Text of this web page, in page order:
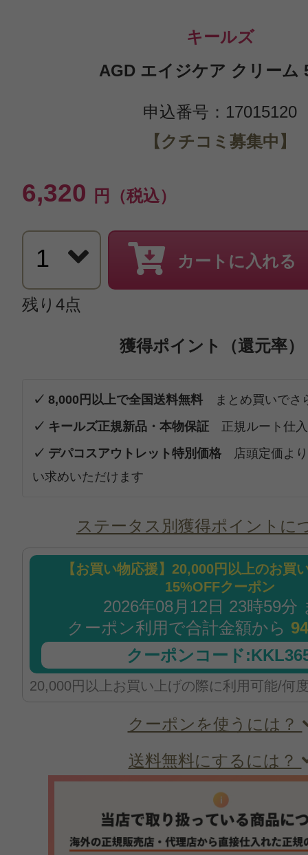
キールズ
AGD エイジケア クリーム
申込番号：17015120
【クチコミ募集中】
6,320 円（税込）
カートに入れる
残り4点
獲得ポイント（還元率）
✓ 8,000円以上で全国送料無料 まとめ買いでさ
✓ キールズ正規新品・本物保証 正規ルート仕
✓ デパコスアウトレット特別価格 店頭定価よ
い求めいただけます
ステータス別獲得ポイントに
【お買い物応援】20,000円以上のお買
15%OFFクーポン
2026年08月12日 23時59分
クーポン利用で合計金額から
クーポンコード
20,000円以上お買い上げの際に利用可能/何
クーポンを使うには？
送料無料にするには？